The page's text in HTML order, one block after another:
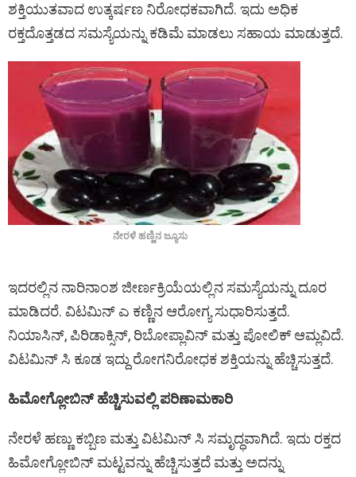
ಶಕ್ತಿಯುತವಾದ ಉತ್ಕರ್ಷಣ ನಿರೋಧಕವಾಗಿದೆ. ಇದು ಅಧಿಕ
ರಕ್ತದೊತ್ತಡದ ಸಮಸ್ಯೆಯನ್ನು ಕಡಿಮೆ ಮಾಡಲು ಸಹಾಯ ಮಾಡುತ್ತದೆ.
ನೇರಳೆ ಹಣ್ಣಿನ ಜ್ಯೂಸು
ಇದರಲ್ಲಿನ ನಾರಿನಾಂಶ ಜೀರ್ಣಕ್ರಿಯೆಯಲ್ಲಿನ ಸಮಸ್ಯೆಯನ್ನು ದೂರ
ಮಾಡಿದರೆ. ವಿಟಮಿನ್ ಎ ಕಣ್ಣಿನ ಆರೋಗ್ಯ ಸುಧಾರಿಸುತ್ತದೆ.
ನಿಯಾಸಿನ್, ಪಿರಿಡಾಕ್ಸಿನ್, ರಿಬೋಪ್ಲಾವಿನ್ ಮತ್ತು ಪೋಲಿಕ್ ಆಮ್ಲವಿದೆ.
ವಿಟಮಿನ್ ಸಿ ಕೂಡ ಇದ್ದು ರೋಗನಿರೋಧಕ ಶಕ್ತಿಯನ್ನು ಹೆಚ್ಚಿಸುತ್ತದೆ.
ಹಿಮೋಗ್ಲೋಬಿನ್ ಹೆಚ್ಚಿಸುವಲ್ಲಿ ಪರಿಣಾಮಕಾರಿ
ನೇರಳೆ ಹಣ್ಣು ಕಬ್ಬಿಣ ಮತ್ತು ವಿಟಮಿನ್ ಸಿ ಸಮೃದ್ಧವಾಗಿದೆ. ಇದು ರಕ್ತದ
ಹಿಮೋಗ್ಲೋಬಿನ್ ಮಟ್ಟವನ್ನು ಹೆಚ್ಚಿಸುತ್ತದೆ ಮತ್ತು ಅದನ್ನು